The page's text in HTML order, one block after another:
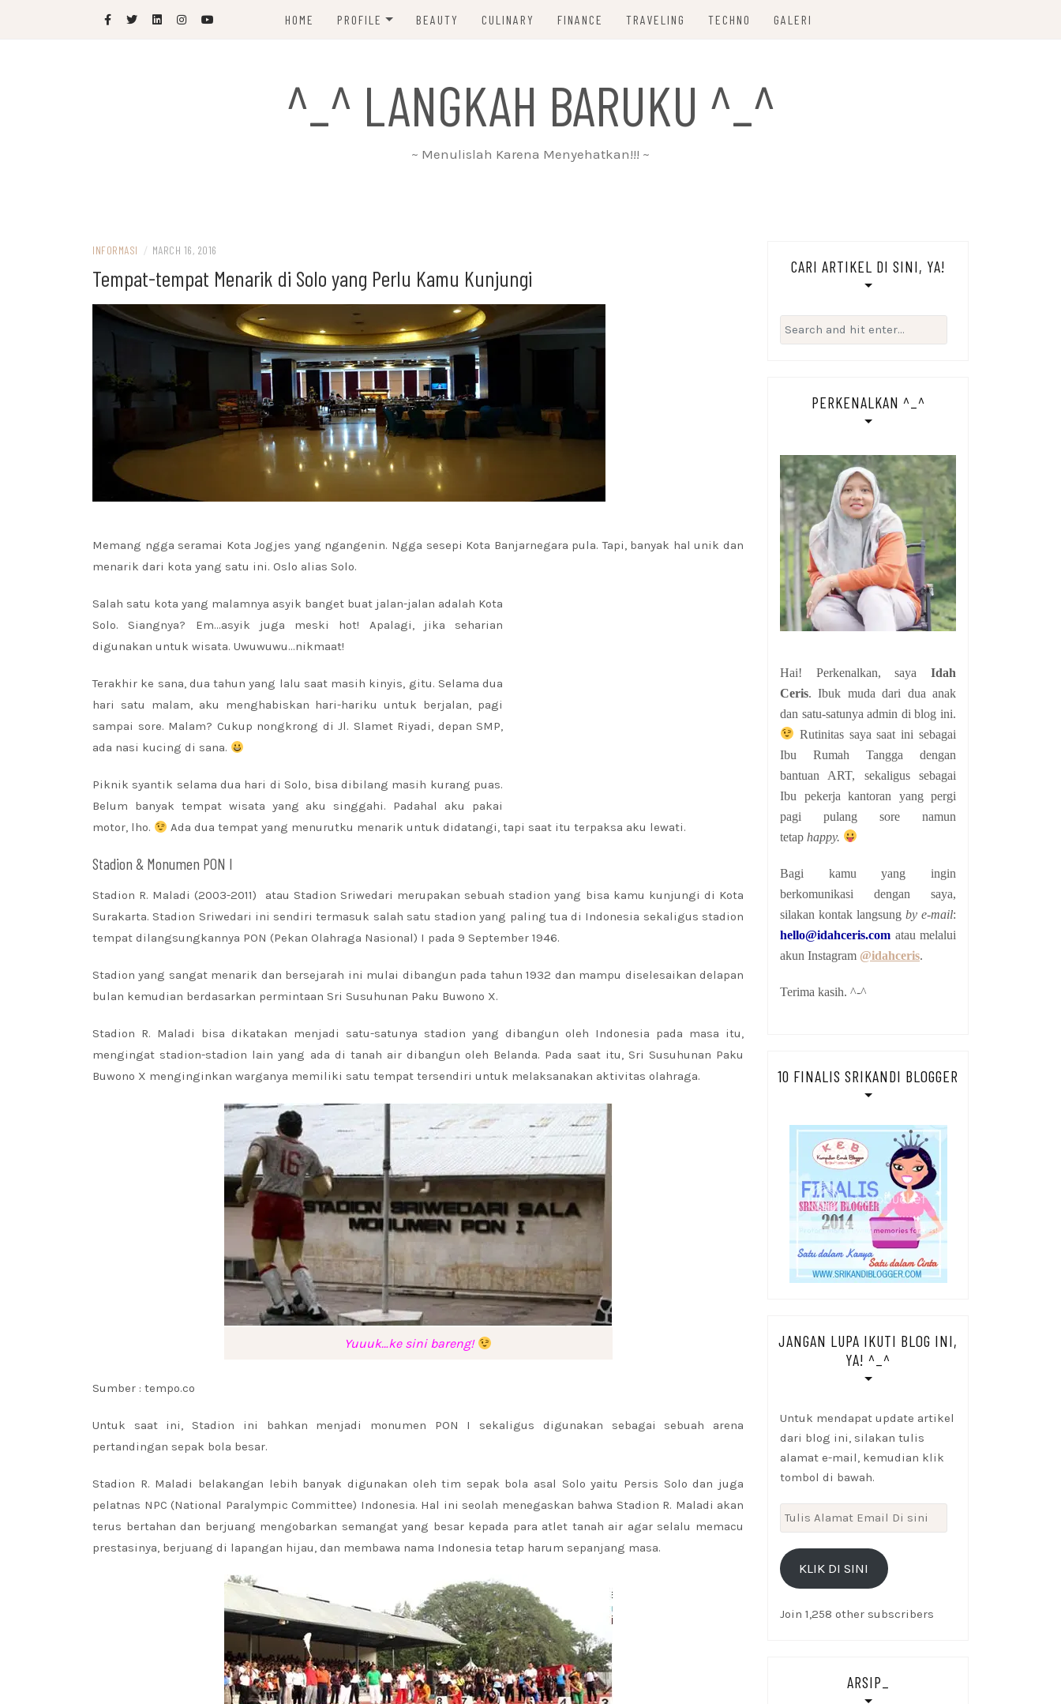
HOME PROFILE
DISCLAIMER
PRIVACY POLICY
BEAUTY CULINARY FINANCE TRAVELING TECHNO GALERI
^_^ LANGKAH BARUKU ^_^
~ Menulislah Karena Menyehatkan!!! ~
INFORMASI / MARCH 16, 2016
Tempat-tempat Menarik di Solo yang Perlu Kamu Kunjungi
Memang ngga seramai Kota Jogjes yang ngangenin. Ngga sesepi Kota Banjarnegara pula. Tapi, banyak hal unik dan
menarik dari kota yang satu ini. Oslo alias Solo.
Salah satu kota yang malamnya asyik banget buat jalan-jalan adalah Kota
Solo. Siangnya? Em…asyik juga meski hot! Apalagi, jika seharian
digunakan untuk wisata. Uwuwuwu…nikmaat!
Terakhir ke sana, dua tahun yang lalu saat masih kinyis, gitu. Selama dua
hari satu malam, aku menghabiskan hari-hariku untuk berjalan, pagi
sampai sore. Malam? Cukup nongkrong di Jl. Slamet Riyadi, depan SMP,
ada nasi kucing di sana.
Piknik syantik selama dua hari di Solo, bisa dibilang masih kurang puas.
Belum banyak tempat wisata yang aku singgahi. Padahal aku pakai
motor, lho.
Ada dua tempat yang menurutku menarik untuk didatangi, tapi saat itu terpaksa aku lewati.
Stadion & Monumen PON I
Stadion R. Maladi (2003-2011) atau Stadion Sriwedari merupakan sebuah stadion yang bisa kamu kunjungi di Kota
Surakarta. Stadion Sriwedari ini sendiri termasuk salah satu stadion yang paling tua di Indonesia sekaligus stadion
tempat dilangsungkannya PON (Pekan Olahraga Nasional) I pada 9 September 1946.
Stadion yang sangat menarik dan bersejarah ini mulai dibangun pada tahun 1932 dan mampu diselesaikan delapan
bulan kemudian berdasarkan permintaan Sri Susuhunan Paku Buwono X.
Stadion R. Maladi bisa dikatakan menjadi satu-satunya stadion yang dibangun oleh Indonesia pada masa itu,
mengingat stadion-stadion lain yang ada di tanah air dibangun oleh Belanda. Pada saat itu, Sri Susuhunan Paku
Buwono X menginginkan warganya memiliki satu tempat tersendiri untuk melaksanakan aktivitas olahraga.
Yuuuk…ke sini bareng!
Sumber : tempo.co
Untuk saat ini, Stadion ini bahkan menjadi monumen PON I sekaligus digunakan sebagai sebuah arena
pertandingan sepak bola besar.
Stadion R. Maladi belakangan lebih banyak digunakan oleh tim sepak bola asal Solo yaitu Persis Solo dan juga
pelatnas NPC (National Paralympic Committee) Indonesia. Hal ini seolah menegaskan bahwa Stadion R. Maladi akan
terus bertahan dan berjuang mengobarkan semangat yang besar kepada para atlet tanah air agar selalu memacu
prestasinya, berjuang di lapangan hijau, dan membawa nama Indonesia tetap harum sepanjang masa.
CARI ARTIKEL DI SINI, YA!
Search
for:
PERKENALKAN ^_^
Hai! Perkenalkan, saya Idah
Ceris. Ibuk muda dari dua anak
dan satu-satunya admin di blog ini.
Rutinitas saya saat ini sebagai
Ibu Rumah Tangga dengan
bantuan ART, sekaligus sebagai
Ibu pekerja kantoran yang pergi
pagi pulang sore namun
tetap happy.
Bagi kamu yang ingin
berkomunikasi dengan saya,
silakan kontak langsung by e-mail:
hello@idahceris.com atau melalui
akun Instagram @idahceris.
Terima kasih. ^-^
10 FINALIS SRIKANDI BLOGGER
JANGAN LUPA IKUTI BLOG INI,
YA! ^_^
Untuk mendapat update artikel
dari blog ini, silakan tulis
alamat e-mail, kemudian klik
tombol di bawah.
Tulis
Alamat
Email
KLIK DI SINI
Join 1,258 other subscribers
ARSIP_